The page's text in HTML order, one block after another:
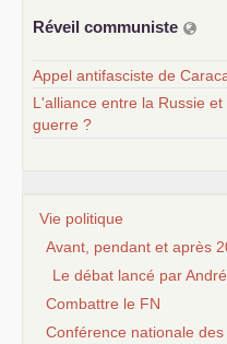
Réveil communiste
Appel antifasciste de
L'alliance entre la Russie
guerre ?
Vie politique
Avant, pendant et après
Le débat lancé par
Combattre le FN
Conférence nationale